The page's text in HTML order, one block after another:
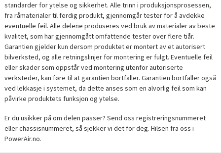
standarder for ytelse og sikkerhet. Alle trinn i produksjonsprosessen,
fra råmaterialer til ferdig produkt, gjennomgår tester for å avdekke
eventuelle feil. Alle delene produseres ved bruk av materialer av beste
kvalitet, som har gjennomgått omfattende tester over flere tiår.
Garantien gjelder kun dersom produktet er montert av et autorisert
bilverksted, og alle retningslinjer for montering er fulgt. Eventuelle feil
eller skader som oppstår ved montering utenfor autoriserte
verksteder, kan føre til at garantien bortfaller. Garantien bortfaller også
ved lekkasje i systemet, da dette anses som en alvorlig feil som kan
påvirke produktets funksjon og ytelse.
Er du usikker på om delen passer? Send oss registreringsnummeret
eller chassisnummeret, så sjekker vi det for deg. Hilsen fra oss i
PowerAir.no.